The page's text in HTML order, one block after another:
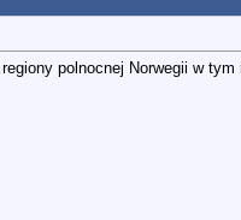
polnocnej Norwegii w tym